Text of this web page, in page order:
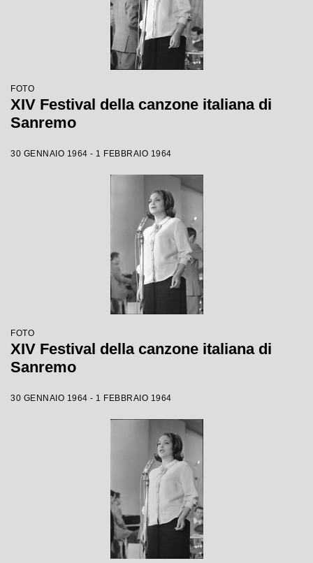
FOTO
XIV Festival della canzone italiana di
Sanremo
30 GENNAIO 1964 - 1 FEBBRAIO 1964
FOTO
XIV Festival della canzone italiana di
Sanremo
30 GENNAIO 1964 - 1 FEBBRAIO 1964